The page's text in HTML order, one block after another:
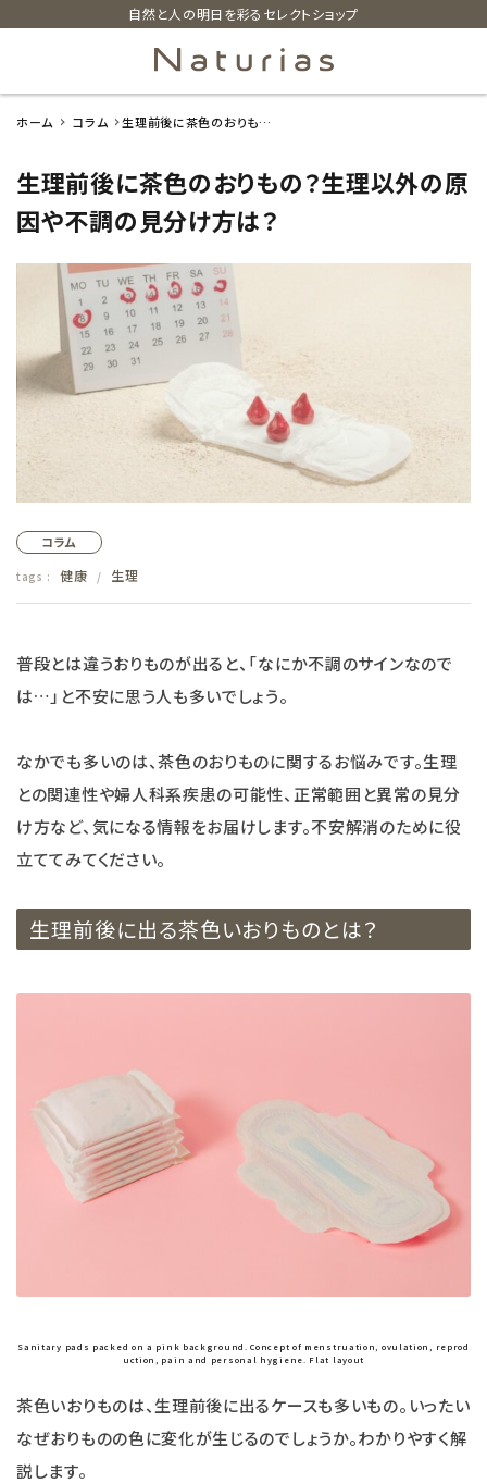
自然と人の明日を彩るセレクトショップ
ホーム
新着商品
カテゴリーから探す
美容・コスメ・香水
日用品雑貨
フェムケア
インナー・下着・ナイトウェア
キッズ・ベビー・マタニティ
キッチン用品
フード
ブランド
ナチュラムーン
ナチュラプラス
アルマウィン
アルモニベルツ
ホーム コラム
生理前後に茶色のおりもの？
生理前後に茶色のおりもの？生理以外の原
因や不調の見分け方は？
コラム
tags : 健康 / 生理
普段とは違うおりものが出ると、「なにか不調のサインなので
は…」と不安に思う人も多いでしょう。
なかでも多いのは、茶色のおりものに関するお悩みです。生理
との関連性や婦人科系疾患の可能性、正常範囲と異常の見分
け方など、気になる情報をお届けします。不安解消のために役
立ててみてください。
生理前後に出る茶色いおりものとは？
Sanitary pads packed on a pink background. Concept of menstruation, ovulation, reprod
uction, pain and personal hygiene. Flat layout
茶色いおりものは、生理前後に出るケースも多いもの。いったい
なぜおりものの色に変化が生じるのでしょうか。わかりやすく解
説します。